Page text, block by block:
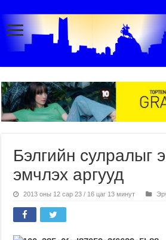
Бэлгийн сулралыг
эмчлэх аргууд
2013 оны 12 сар 23 / 16 цаг 13 минут